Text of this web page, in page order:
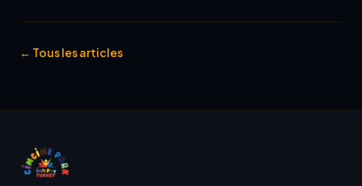
← Tous les articles